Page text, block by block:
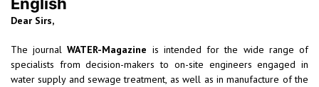
English
Dear Sirs,
The journalWATER-Magazine is intended for the wide range of
specialists from decision-makers to on-site engineers engaged in
water supply and sewage treatment, as well as in manufacture of the